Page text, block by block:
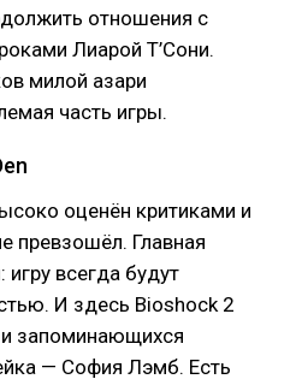
отношения с
Лиарой Т’Сони.
милой азари
часть игры.
оценён критиками и
превзошёл. Главная
всегда будут
И здесь Bioshock 2
запоминающихся
— София Лэмб. Есть